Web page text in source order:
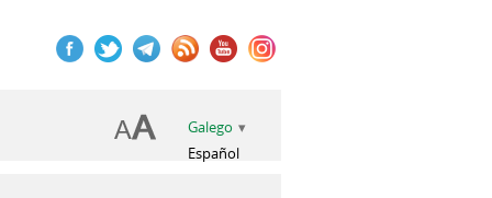
Galego
Español